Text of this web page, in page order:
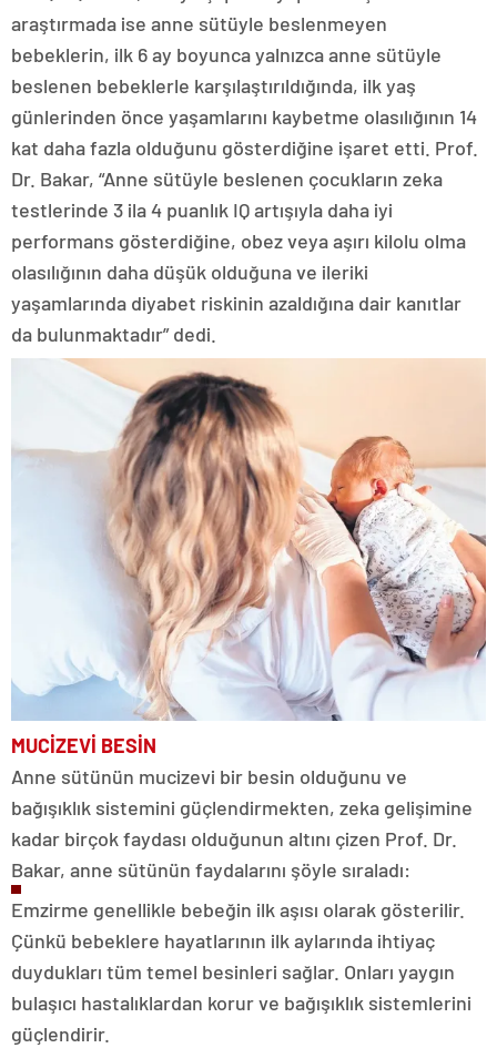
araştırmada ise anne sütüyle beslenmeyen
bebeklerin, ilk 6 ay boyunca yalnızca anne sütüyle
beslenen bebeklerle karşılaştırıldığında, ilk yaş
günlerinden önce yaşamlarını kaybetme olasılığının 14
kat daha fazla olduğunu gösterdiğine işaret etti. Prof.
Dr. Bakar, “Anne sütüyle beslenen çocukların zeka
testlerinde 3 ila 4 puanlık IQ artışıyla daha iyi
performans gösterdiğine, obez veya aşırı kilolu olma
olasılığının daha düşük olduğuna ve ileriki
yaşamlarında diyabet riskinin azaldığına dair kanıtlar
da bulunmaktadır” dedi.
MUCİZEVİ BESİN
Anne sütünün mucizevi bir besin olduğunu ve
bağışıklık sistemini güçlendirmekten, zeka gelişimine
kadar birçok faydası olduğunun altını çizen Prof. Dr.
Bakar, anne sütünün faydalarını şöyle sıraladı:
Emzirme genellikle bebeğin ilk aşısı olarak gösterilir.
Çünkü bebeklere hayatlarının ilk aylarında ihtiyaç
duydukları tüm temel besinleri sağlar. Onları yaygın
bulaşıcı hastalıklardan korur ve bağışıklık sistemlerini
güçlendirir.